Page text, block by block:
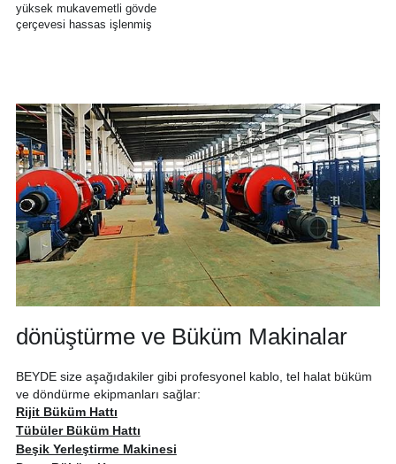
yüksek mukavemetli gövde
çerçevesi hassas işlenmiş
dönüştürme ve Büküm Makinalar
BEYDE size aşağıdakiler gibi profesyonel kablo, tel halat büküm
ve döndürme ekipmanları sağlar:
Rijit Büküm Hattı
Tübüler Büküm Hattı
Beşik Yerleştirme Makinesi